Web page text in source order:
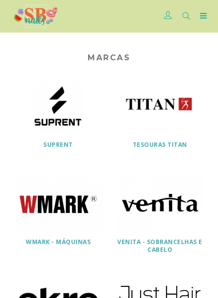
MARCAS
SUPRENT TESOURAS TITAN
WMARK - MÁQUINAS
VENITA - SOBRANCELHAS E
CABELO